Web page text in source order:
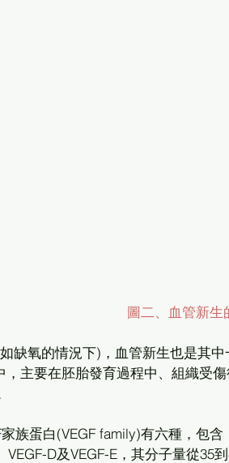
圖二、血管新生
，主要在胚胎發育過程中、組織受
VEGF-D及VEGF-E，其分子量從35